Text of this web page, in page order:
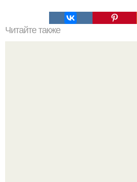
Читайте также